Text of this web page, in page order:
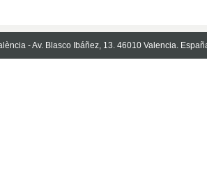
- Av. Blasco Ibáñez, 13. 46010 Valencia.